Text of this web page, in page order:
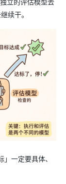
立的评估模型去
续干。
一定要具体、